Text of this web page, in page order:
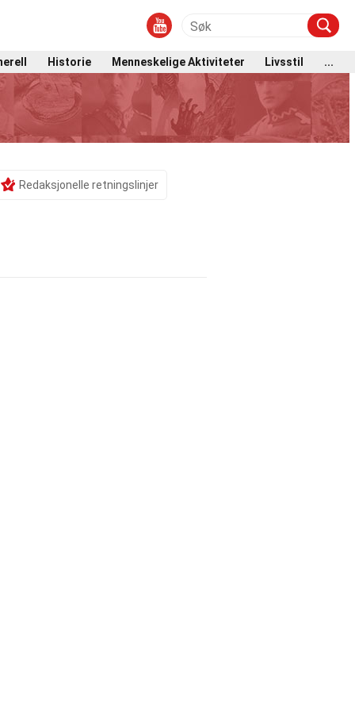
Historie Menneskelige Aktiviteter Livsstil ...
Redaksjonelle retningslinjer